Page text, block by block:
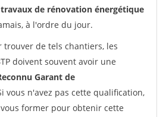
travaux de rénovation énergétique
à l'ordre du jour.
de tels chantiers, les
doivent souvent avoir une
Garant de
vous n'avez pas cette qualification,
former pour obtenir cette